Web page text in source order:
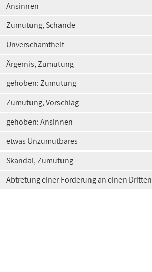
Ansinnen
Zumutung, Schande
Unverschämtheit
Ärgernis, Zumutung
gehoben: Zumutung
Zumutung, Vorschlag
gehoben: Ansinnen
etwas Unzumutbares
Skandal, Zumutung
Abtretung einer Forderung an einen Dritten